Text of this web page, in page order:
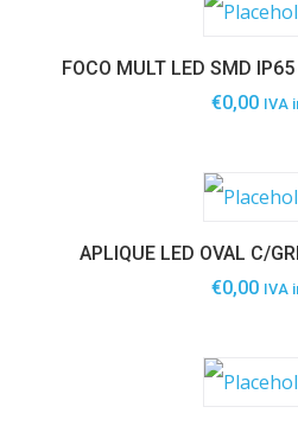
FOCO MULT LED SMD
€0,00 IVA
APLIQUE LED OVAL C/
€0,00 IVA